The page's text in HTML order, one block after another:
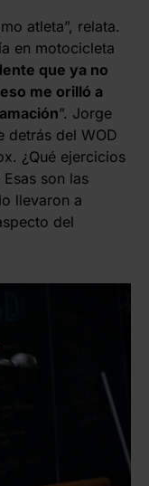
atleta”, relata.
en motocicleta
que ya no
me orilló a
”. Jorge
detrás del WOD
¿Qué ejercicios
son las
llevaron a
del